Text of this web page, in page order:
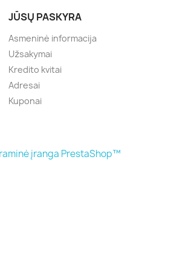
JŪSŲ PASKYRA
Asmeninė informacija
Užsakymai
Kredito kvitai
Adresai
Kuponai
įranga PrestaShop™